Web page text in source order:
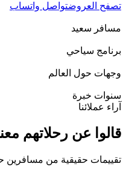
تصفح العروضتواصل واتساب
مسافر سعيد
برنامج سياحي
وجهات حول العالم
سنوات خبرة
آراء عملائنا
قالوا عن رحلاتهم
تقييمات حقيقية من مسافرين